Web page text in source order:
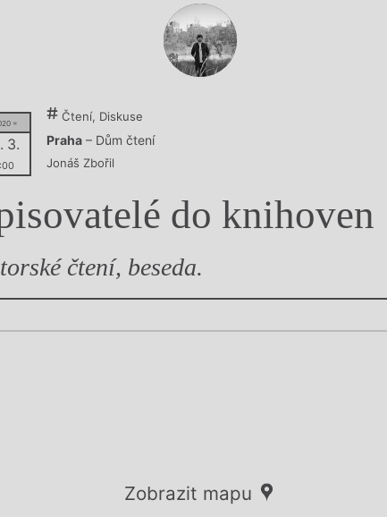
=
3.
Čtení, Diskuse
Praha – Dům čtení
Jonáš Zbořil
do knihoven
čtení, beseda.
Zobrazit mapu